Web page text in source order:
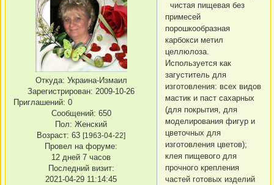
Откуда: Украина-Измаил
Зарегистрирован: 2009-10-26
Приглашений: 0
Сообщений: 650
Пол: Женский
Возраст: 63 [1963-04-22]
Провел на форуме:
12 дней 7 часов
Последний визит:
2021-04-29 11:14:45
чистая пищевая без
примесей
порошкообразная
карбокси метил
целлюлоза.
Используется как
загуститель для
изготовления: всех видов
мастик и паст сахарных
(для покрытия, для
моделирования фигур и
цветочных для
изготовления цветов);
клея пищевого для
прочного крепления
частей готовых изделий